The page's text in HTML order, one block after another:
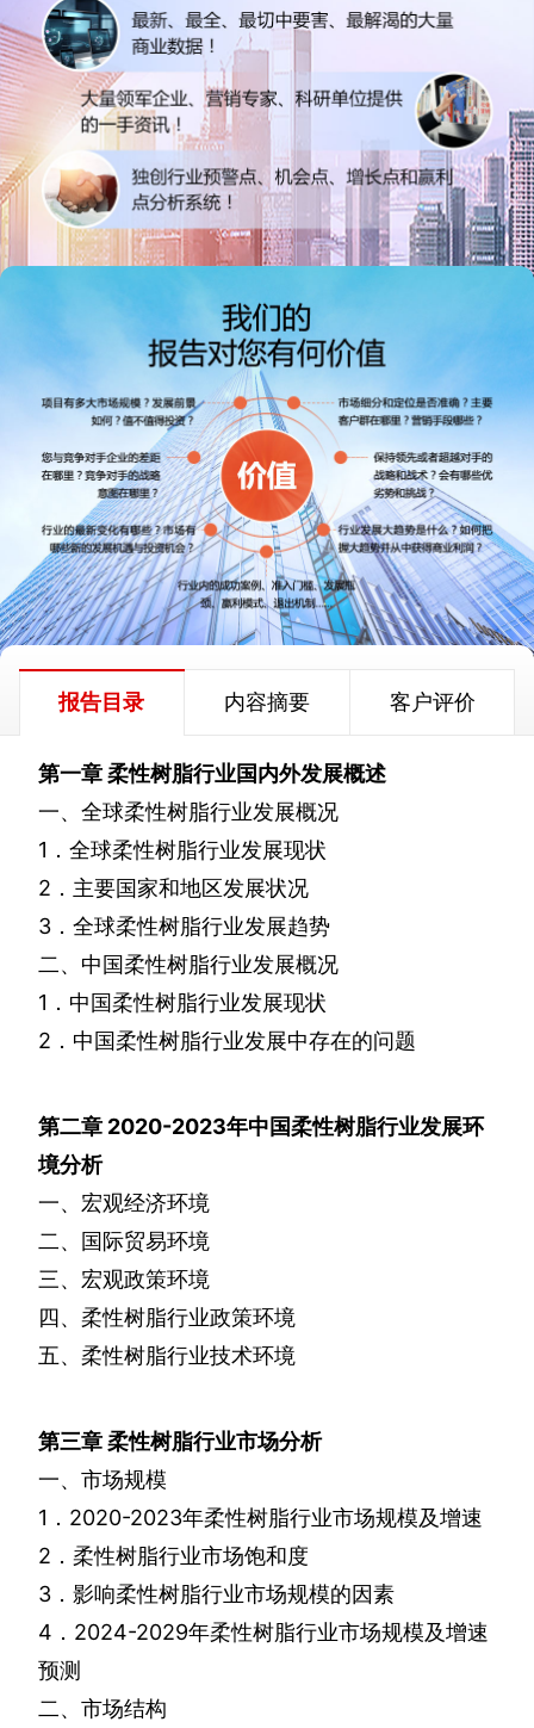
报告目录 内容摘要 客户评价
第一章柔性树脂行业国内外发展概述
一、全球柔性树脂行业发展概况
1 ．全球柔性树脂行业发展现状
2 ．主要国家和地区发展状况
3 ．全球柔性树脂行业发展趋势
二、中国柔性树脂行业发展概况
1 ．中国柔性树脂行业发展现状
2 ．中国柔性树脂行业发展中存在的问题
第二章 2020-2023年中国柔性树脂行业发展环
境分析
一、宏观经济环境
二、国际贸易环境
三、宏观政策环境
四、柔性树脂行业政策环境
五、柔性树脂行业技术环境
第三章柔性树脂行业市场分析
一、市场规模
1 ． 2020-2023年柔性树脂行业市场规模及增速
2 ．柔性树脂行业市场饱和度
3 ．影响柔性树脂行业市场规模的因素
4 ． 2024-2029年柔性树脂行业市场规模及增速
预测
二、市场结构